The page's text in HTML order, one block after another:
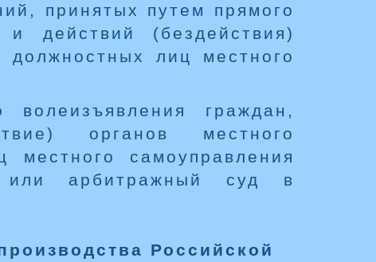
принятых путем прямого
действий (бездействия)
должностных лиц местного
граждан,
органов местного
самоуправления
арбитражный суд в
Российской